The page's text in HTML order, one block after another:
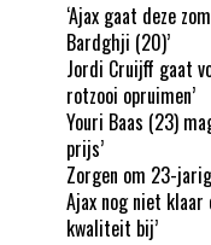
‘Ajax gaat deze
Bardghji (20)’
Jordi Cruijff gaat
rotzooi opruimen’
Youri Baas (23)
prijs’
Zorgen om 23-
Ajax nog niet
kwaliteit bij’